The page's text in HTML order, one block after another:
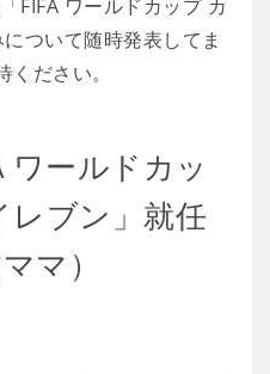
FIFA ワールドカップ カ
ついて随時発表してま
ださい。
ワールドカッ
レブン」就任
マ）